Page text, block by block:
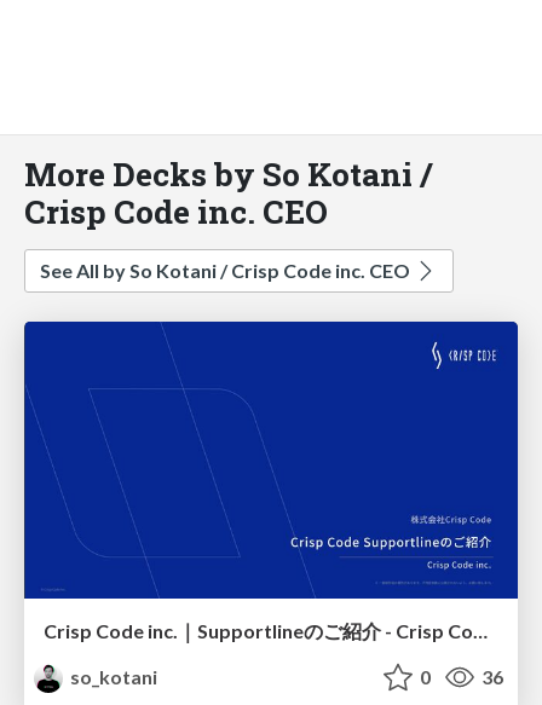
More Decks by So Kotani /
Crisp Code inc. CEO
See All by So Kotani / Crisp Code inc. CEO
Crisp Code inc.｜Supportlineのご紹介 - Crisp Code Supportline Introduction
so_kotani
0 36